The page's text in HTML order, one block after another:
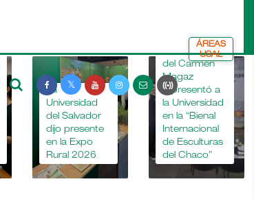
ÁREAS
USAL
La
Universidad
del Salvador
dijo presente
en la Expo
Rural 2026
La Dra. María
del Carmen
Magaz
representó a
la Universidad
en la “Bienal
Internacional
de Esculturas
del Chaco”